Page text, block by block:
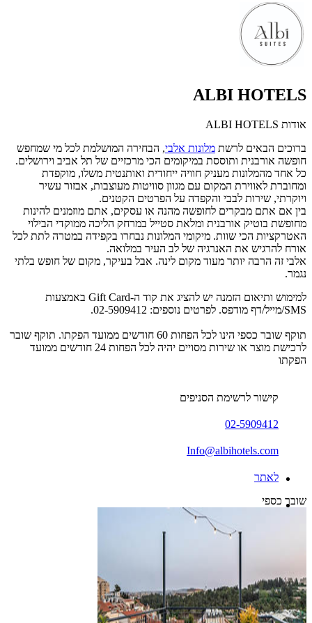
ALBI HOTELS
אודות ALBI HOTELS
ברוכים הבאים לרשת מלונות אלבי, הבחירה המושלמת לכל מי שמחפש
חופשה אורבנית ותוססת במיקומים הכי מרכזיים של תל אביב וירושלים.
כל אחד מהמלונות מעניק חוויה ייחודית ואותנטית משלו, מוקפדת
ומחוברת לאווירת המקום עם מגוון סוויטות מעוצבות, אבזור עשיר
ויוקרתי, שירות לבבי והקפדה על הפרטים הקטנים.
בין אם אתם מבקרים לחופשה מהנה או עסקים, אתם מוזמנים להינות
מחופשת בוטיק אורבנית ומלאת סטייל במרחק הליכה ממוקדי הבילוי
האטרקציות הכי שוות. מיקומי המלונות נבחרו בקפידה במטרה לתת לכל
אורח להרגיש את האנרגיה של לב העיר במלואה.
אלבי זה הרבה יותר מעוד מקום לינה. אבל בעיקר, מקום של חופש בלתי
נגמר.
למימוש ותיאום הזמנה יש להציג את קוד ה-Gift Card באמצעות
SMS/מייל/דף מודפס. לפרטים נוספים: 02-5909412.
תוקף שובר כספי הינו לכל הפחות 60 חודשים ממועד הפקתו. תוקף שובר
לרכישת מוצר או שירות מסויים יהיה לכל הפחות 24 חודשים ממועד
הפקתו
קישור לרשימת הסניפים
02-5909412
Info@albihotels.com
לאתר
שובר כספי